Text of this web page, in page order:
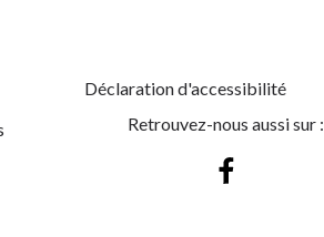
Déclaration d'accessibilité
Retrouvez-nous aussi sur :